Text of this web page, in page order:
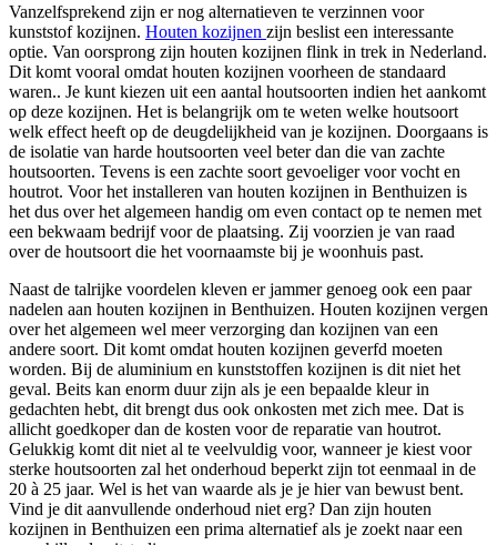
Vanzelfsprekend zijn er nog alternatieven te verzinnen voor
kunststof kozijnen. Houten kozijnen zijn beslist een interessante
optie. Van oorsprong zijn houten kozijnen flink in trek in Nederland.
Dit komt vooral omdat houten kozijnen voorheen de standaard
waren.. Je kunt kiezen uit een aantal houtsoorten indien het aankomt
op deze kozijnen. Het is belangrijk om te weten welke houtsoort
welk effect heeft op de deugdelijkheid van je kozijnen. Doorgaans is
de isolatie van harde houtsoorten veel beter dan die van zachte
houtsoorten. Tevens is een zachte soort gevoeliger voor vocht en
houtrot. Voor het installeren van houten kozijnen in Benthuizen is
het dus over het algemeen handig om even contact op te nemen met
een bekwaam bedrijf voor de plaatsing. Zij voorzien je van raad
over de houtsoort die het voornaamste bij je woonhuis past.
Naast de talrijke voordelen kleven er jammer genoeg ook een paar
nadelen aan houten kozijnen in Benthuizen. Houten kozijnen vergen
over het algemeen wel meer verzorging dan kozijnen van een
andere soort. Dit komt omdat houten kozijnen geverfd moeten
worden. Bij de aluminium en kunststoffen kozijnen is dit niet het
geval. Beits kan enorm duur zijn als je een bepaalde kleur in
gedachten hebt, dit brengt dus ook onkosten met zich mee. Dat is
allicht goedkoper dan de kosten voor de reparatie van houtrot.
Gelukkig komt dit niet al te veelvuldig voor, wanneer je kiest voor
sterke houtsoorten zal het onderhoud beperkt zijn tot eenmaal in de
20 à 25 jaar. Wel is het van waarde als je je hier van bewust bent.
Vind je dit aanvullende onderhoud niet erg? Dan zijn houten
kozijnen in Benthuizen een prima alternatief als je zoekt naar een